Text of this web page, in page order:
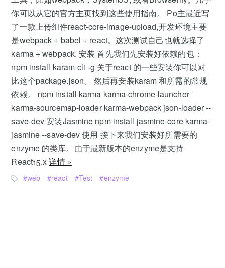
你可以从它的官方主页找到这些使用指南。 Po主最近写
了一款上传组件react-core-image-upload,开发环境主要
是webpack + babel + react。这次测试自己也就选择了
karma + webpack. 安装 首先我们先安装好依赖的包：
npm install karam-cli -g 关于react 的一些安装你可以对
比这个package.json。 然后再安装karam 和所需的常规
依赖。 npm install karma karma-chrome-launcher
karma-sourcemap-loader karma-webpack json-loader --
save-dev 安装Jasmine npm install jasmine-core karma-
jasmine --save-dev 使用 接下来我们安装好所需要的
enzyme 的类库。由于最新版本的enzyme是支持
React15.x详情 »
web react Test enzyme